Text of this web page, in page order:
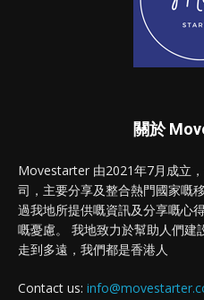
關於
Movestarter 由2021年7月成立
司，主要分享及整合熱門國家嘅
過我地所提供嘅資訊及分享嘅心
嘅憂慮。 我地致力於幫助人們建
走到多遠，我們都是香港人
Contact us: